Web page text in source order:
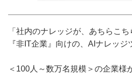
「社内のナレッジが、あちらこち
『非IT企業』向けの、AIナレッジ
＜100人～数万名規模＞の企業様